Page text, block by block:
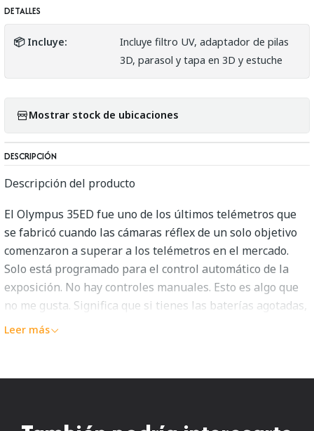
DETALLES
📦 Incluye:
Incluye filtro UV, adaptador de pilas
3D, parasol y tapa en 3D y estuche
Mostrar stock de ubicaciones
DESCRIPCIÓN
Descripción del producto
El Olympus 35ED fue uno de los últimos telémetros que
se fabricó cuando las cámaras réflex de un solo objetivo
comenzaron a superar a los telémetros en el mercado.
Solo está programado para el control automático de la
exposición. No hay controles manuales. Esto es algo que
no me gusta. Significa que si tienes las baterías agotadas,
no puedes tomar una foto con el Olympus 35ED en
mm que son difíciles de conseguir. El enfoque es desde 0,9
Leer más